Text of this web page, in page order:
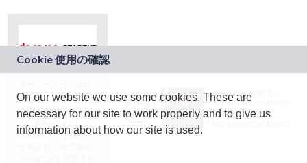
ドコモグループの新
規事業創出プログラ
ム「docomo
STARTUP」を通じて
JASRAC許諾番号：
9024936001Y45037
JASRAC許諾番号：
On our website we use some cookies. These are
necessary for our site to work properly and to give us
information about how our site is used.